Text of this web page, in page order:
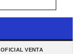
OFICIAL VENTA